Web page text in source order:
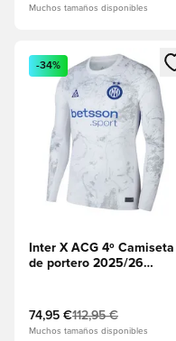
Muchos tamaños disponibles
Abre un modal para
-34%
Inter X ACG 4º Camiseta
de portero 2025/26
74,95 €112,95 €
Muchos tamaños disponibles